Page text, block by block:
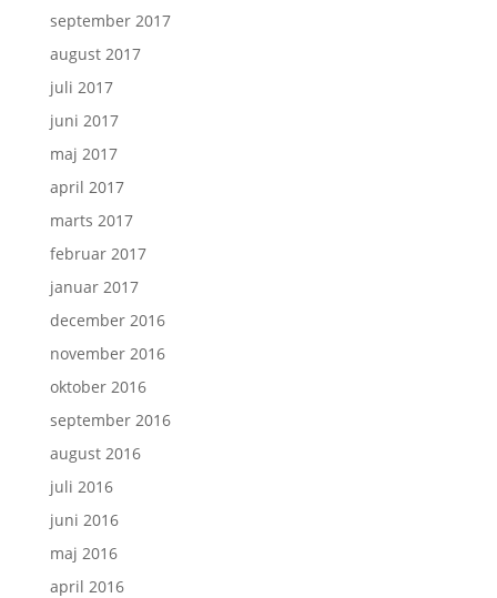
september 2017
august 2017
juli 2017
juni 2017
maj 2017
april 2017
marts 2017
februar 2017
januar 2017
december 2016
november 2016
oktober 2016
september 2016
august 2016
juli 2016
juni 2016
maj 2016
april 2016